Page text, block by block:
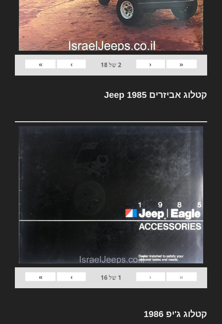
«
‹
2של18
›
»
קטלוג אביזרים Jeep 1985
«
‹
1 של16
›
»
קטלוג ג'יפ 1986